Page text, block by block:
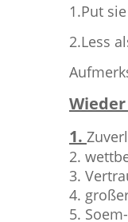
1.Put
2.Less
1.
2.
3.
4.
5.